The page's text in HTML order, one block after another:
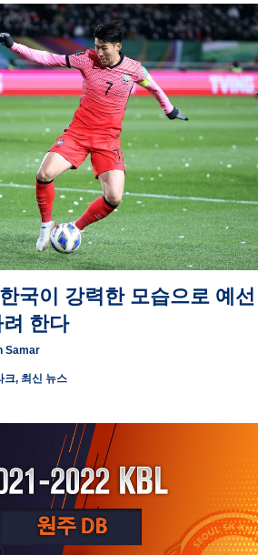
국이 강력한 모습으로 예선
한다
Samar
크, 최신 뉴스